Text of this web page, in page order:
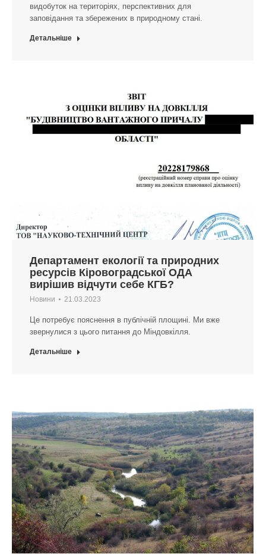
видобуток на територіях, перспективних для
заповідання та збережених в природному стані.
Детальніше
Департамент екології та природних
ресурсів Кіровоградської ОДА
вирішив відчути себе КГБ?
Новини 21.03.2023
Це потребує пояснення в публічній площині. Ми вже
звернулися з цього питання до Міндовкілля.
Детальніше